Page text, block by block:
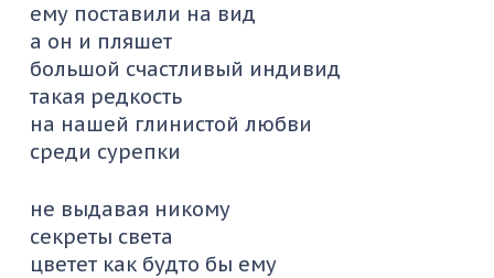
ему поставили на вид
а он и пляшет
большой счастливый индивид
такая редкость
на нашей глинистой любви
среди сурепки
не выдавая никому
секреты света
цветет как будто бы ему